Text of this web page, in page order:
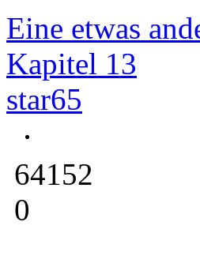
Eine etwas
Kapitel 13
star65
64152
0